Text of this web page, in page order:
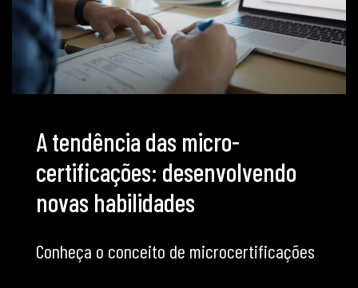
A tendência das micro-
certificações: desenvolvendo
novas habilidades
Conheça o conceito de microcertificações